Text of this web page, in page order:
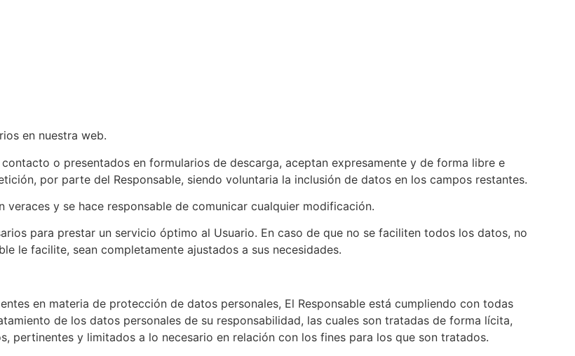
en nuestra web.
o presentados en formularios de descarga, aceptan expresamente y de forma libre e
por parte del Responsable, siendo voluntaria la inclusión de datos en los campos restantes.
y se hace responsable de comunicar cualquier modificación.
para prestar un servicio óptimo al Usuario. En caso de que no se faciliten todos los datos, no
le facilite, sean completamente ajustados a sus necesidades.
en materia de protección de datos personales, El Responsable está cumpliendo con todas
de los datos personales de su responsabilidad, las cuales son tratadas de forma lícita,
pertinentes y limitados a lo necesario en relación con los fines para los que son tratados.